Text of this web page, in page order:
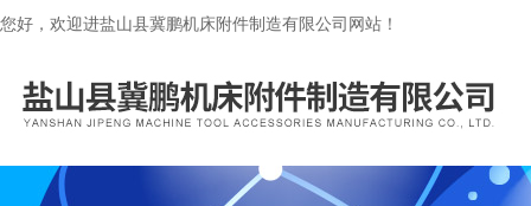
您好，欢迎进盐山县冀鹏机床附件制造有限公司网站！